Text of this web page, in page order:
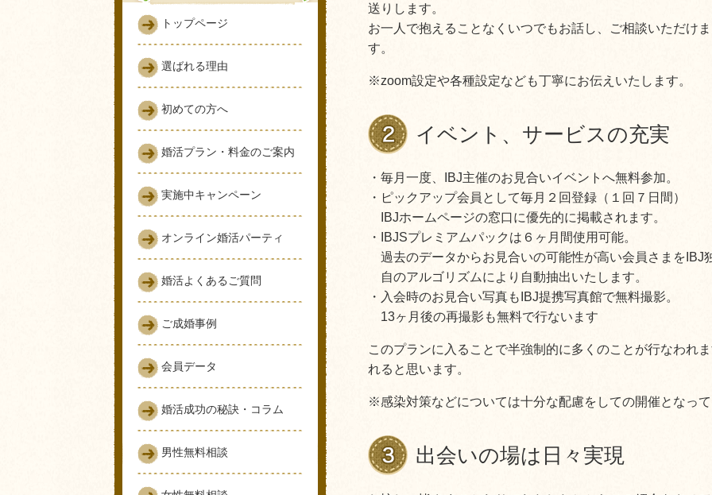
送りします。
お一人で抱えることなくいつでもお話し、ご相談いただけま
す。
※zoom設定や各種設定なども丁寧にお伝えいたします。
イベント、サービスの充実
・毎月一度、IBJ主催のお見合いイベントへ無料参加。
・ピックアップ会員として毎月２回登録（１回７日間）
IBJホームページの窓口に優先的に掲載されます。
・IBJSプレミアムパックは６ヶ月間使用可能。
過去のデータからお見合いの可能性が高い会員さまをIBJ
自のアルゴリズムにより自動抽出いたします。
・入会時のお見合い写真もIBJ提携写真館で無料撮影。
13ヶ月後の再撮影も無料で行ないます
このプランに入ることで半強制的に多くのことが行なわれ
れると思います。
※感染対策などについては十分な配慮をしての開催となっ
出会いの場は日々実現
トップページ
選ばれる理由
初めての方へ
婚活プラン・料金のご案内
実施中キャンペーン
オンライン婚活パーティ
婚活よくあるご質問
ご成婚事例
会員データ
婚活成功の秘訣・コラム
男性無料相談